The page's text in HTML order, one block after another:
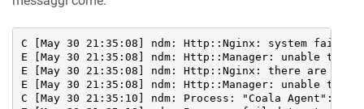
C [May 30 21:35:08] ndm: Http::Nginx: system failed
E [May 30 21:35:08] ndm: Http::Manager: unable to
E [May 30 21:35:08] ndm: Http::Nginx: there are
E [May 30 21:35:08] ndm: Http::Manager: unable to
C [May 30 21:35:10] ndm: Process: "Coala Agent":